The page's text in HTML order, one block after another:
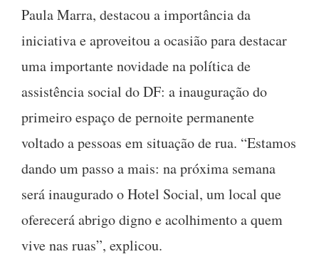
Paula Marra, destacou a importância da
iniciativa e aproveitou a ocasião para destacar
uma importante novidade na política de
assistência social do DF: a inauguração do
primeiro espaço de pernoite permanente
voltado a pessoas em situação de rua. “Estamos
dando um passo a mais: na próxima semana
será inaugurado o Hotel Social, um local que
oferecerá abrigo digno e acolhimento a quem
vive nas ruas”, explicou.